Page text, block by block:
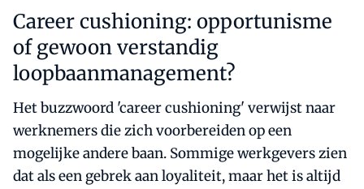
Career cushioning: opportunisme
of gewoon verstandig
loopbaanmanagement?
Het buzzwoord 'career cushioning' verwijst naar
werknemers die zich voorbereiden op een
mogelijke andere baan. Sommige werkgevers zien
dat als een gebrek aan loyaliteit, maar het is altijd